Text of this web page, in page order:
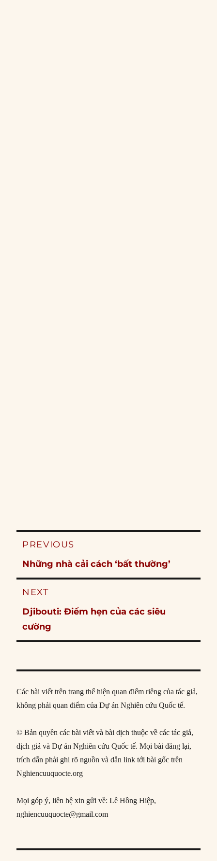
Post
PREVIOUS
Previous
post:
Những nhà cải cách ‘bất thường’
NEXT
Next
post:
Djibouti: Điểm hẹn của các siêu
cường
Các bài viết trên trang thể hiện quan điểm riêng của tác giả,
không phải quan điểm của Dự án Nghiên cứu Quốc tế.
© Bản quyền các bài viết và bài dịch thuộc về các tác giả,
dịch giả và Dự án Nghiên cứu Quốc tế. Mọi bài đăng lại,
trích dẫn phải ghi rõ nguồn và dẫn link tới bài gốc trên
Nghiencuuquocte.org
Mọi góp ý, liên hệ xin gửi về: Lê Hồng Hiệp,
nghiencuuquocte@gmail.com